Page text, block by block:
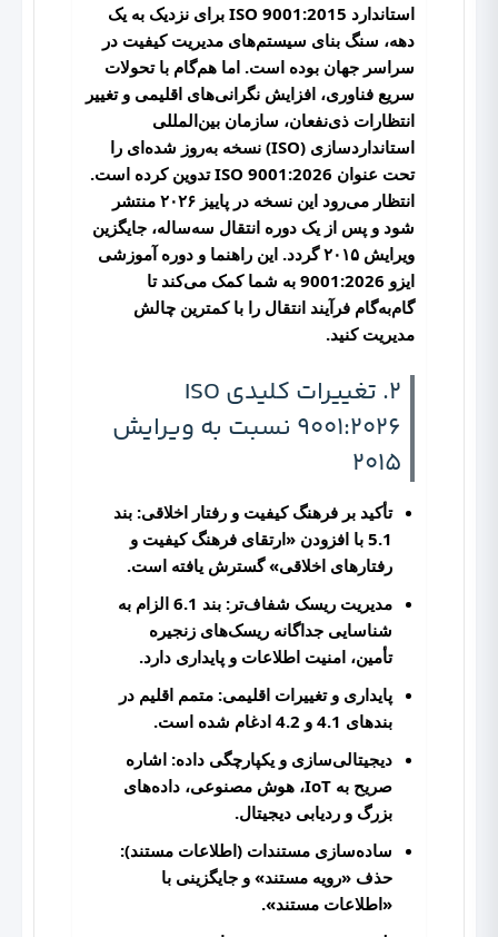
استاندارد ISO 9001:2015 برای نزدیک به یک
دهه، سنگ بنای سیستم‌های مدیریت کیفیت در
سراسر جهان بوده است. اما هم‌گام با تحولات
سریع فناوری، افزایش نگرانی‌های اقلیمی و تغییر
انتظارات ذی‌نفعان، سازمان بین‌المللی
استانداردسازی (ISO) نسخه به‌روز شده‌ای را
تحت عنوان ISO 9001:2026تدوین کرده است.
انتظار می‌رود این نسخه در پاییز ۲۰۲۶ منتشر
شود و پس از یک دوره انتقال سه‌ساله، جایگزین
ویرایش ۲۰۱۵ گردد. این راهنما و
دوره آموزشی
ایزو 9001:2026
به شما کمک می‌کند تا
گام‌به‌گام فرآیند انتقال را با کمترین چالش
مدیریت کنید.
2. تغییرات کلیدی ISO
9001:2026 نسبت به ویرایش
2015
تأکید بر فرهنگ کیفیت و رفتار اخلاقی: بند
5.1 با افزودن «ارتقای فرهنگ کیفیت و
رفتارهای اخلاقی» گسترش یافته است.
مدیریت ریسک شفاف‌تر:
بند 6.1 الزام به
شناسایی جداگانه ریسک‌های زنجیره
تأمین، امنیت اطلاعات و پایداری دارد.
پایداری و تغییرات اقلیمی: متمم اقلیم در
بندهای 4.1 و 4.2 ادغام شده است.
دیجیتالی‌سازی و یکپارچگی داده: اشاره
صریح به IoT، هوش مصنوعی، داده‌های
بزرگ و ردیابی دیجیتال.
ساده‌سازی مستندات (اطلاعات مستند):
حذف «رویه مستند» و جایگزینی با
«اطلاعات مستند».